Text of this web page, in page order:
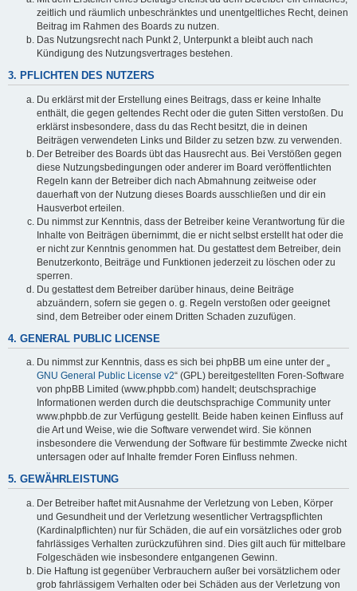
zeitlich und räumlich unbeschränktes und unentgeltliches Recht, deinen
Beitrag im Rahmen des Boards zu nutzen.
Das Nutzungsrecht nach Punkt 2, Unterpunkt a bleibt auch nach
Kündigung des Nutzungsvertrages bestehen.
3. PFLICHTEN DES NUTZERS
Du erklärst mit der Erstellung eines Beitrags, dass er keine Inhalte
enthält, die gegen geltendes Recht oder die guten Sitten verstoßen. Du
erklärst insbesondere, dass du das Recht besitzt, die in deinen
Beiträgen verwendeten Links und Bilder zu setzen bzw. zu verwenden.
Der Betreiber des Boards übt das Hausrecht aus. Bei Verstößen gegen
diese Nutzungsbedingungen oder anderer im Board veröffentlichten
Regeln kann der Betreiber dich nach Abmahnung zeitweise oder
dauerhaft von der Nutzung dieses Boards ausschließen und dir ein
Hausverbot erteilen.
Du nimmst zur Kenntnis, dass der Betreiber keine Verantwortung für die
Inhalte von Beiträgen übernimmt, die er nicht selbst erstellt hat oder die
er nicht zur Kenntnis genommen hat. Du gestattest dem Betreiber, dein
Benutzerkonto, Beiträge und Funktionen jederzeit zu löschen oder zu
sperren.
Du gestattest dem Betreiber darüber hinaus, deine Beiträge
abzuändern, sofern sie gegen o. g. Regeln verstoßen oder geeignet
sind, dem Betreiber oder einem Dritten Schaden zuzufügen.
4. GENERAL PUBLIC LICENSE
Du nimmst zur Kenntnis, dass es sich bei phpBB um eine unter der „
GNU General Public License v2“ (GPL) bereitgestellten Foren-Software
von phpBB Limited (www.phpbb.com) handelt; deutschsprachige
Informationen werden durch die deutschsprachige Community unter
www.phpbb.de zur Verfügung gestellt. Beide haben keinen Einfluss auf
die Art und Weise, wie die Software verwendet wird. Sie können
insbesondere die Verwendung der Software für bestimmte Zwecke nicht
untersagen oder auf Inhalte fremder Foren Einfluss nehmen.
5. GEWÄHRLEISTUNG
Der Betreiber haftet mit Ausnahme der Verletzung von Leben, Körper
und Gesundheit und der Verletzung wesentlicher Vertragspflichten
(Kardinalpflichten) nur für Schäden, die auf ein vorsätzliches oder grob
fahrlässiges Verhalten zurückzuführen sind. Dies gilt auch für mittelbare
Folgeschäden wie insbesondere entgangenen Gewinn.
Die Haftung ist gegenüber Verbrauchern außer bei vorsätzlichem oder
grob fahrlässigem Verhalten oder bei Schäden aus der Verletzung von